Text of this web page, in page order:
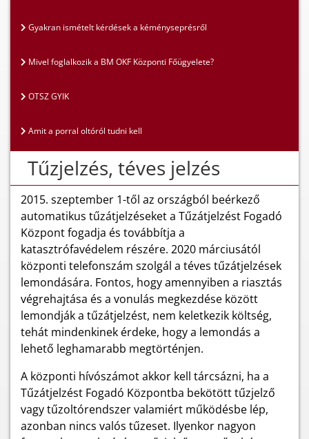
Gyakran ismételt kérdések a kéményseprésről
Mivel foglalkozik a BM OKF Központi Főügyelete?
OTSZ GYIK
Amit a porral oltóról tudni kell
Tűzjelzés, téves jelzés
2015. szeptember 1-től az országból beérkező
automatikus tűzátjelzéseket a Tűzátjelzést Fogadó
Központ fogadja és továbbítja a
katasztrófavédelem részére. 2020 márciusától
központi telefonszám szolgál a téves tűzátjelzések
lemondására. Fontos, hogy amennyiben a riasztás
végrehajtása és a vonulás megkezdése között
lemondják a tűzátjelzést, nem keletkezik költség,
tehát mindenkinek érdeke, hogy a lemondás a
lehető leghamarabb megtörténjen.
A központi hívószámot akkor kell tárcsázni, ha a
Tűzátjelzést Fogadó Központba bekötött tűzjelző
vagy tűzoltórendszer valamiért működésbe lép,
azonban nincs valós tűzeset. Ilyenkor nagyon